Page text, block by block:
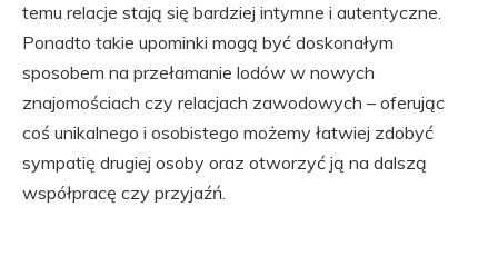
temu relacje stają się bardziej intymne i autentyczne.
Ponadto takie upominki mogą być doskonałym
sposobem na przełamanie lodów w nowych
znajomościach czy relacjach zawodowych – oferując
coś unikalnego i osobistego możemy łatwiej zdobyć
sympatię drugiej osoby oraz otworzyć ją na dalszą
współpracę czy przyjaźń.